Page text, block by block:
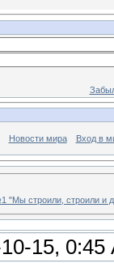
Новости мира Вход в
"Мы строили, строили и
10-15, 0:45